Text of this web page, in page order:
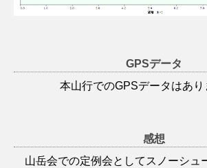
GPSデータ
本山行でのGPSデータはあり
感想
山岳会での定例会としてスノーシュ